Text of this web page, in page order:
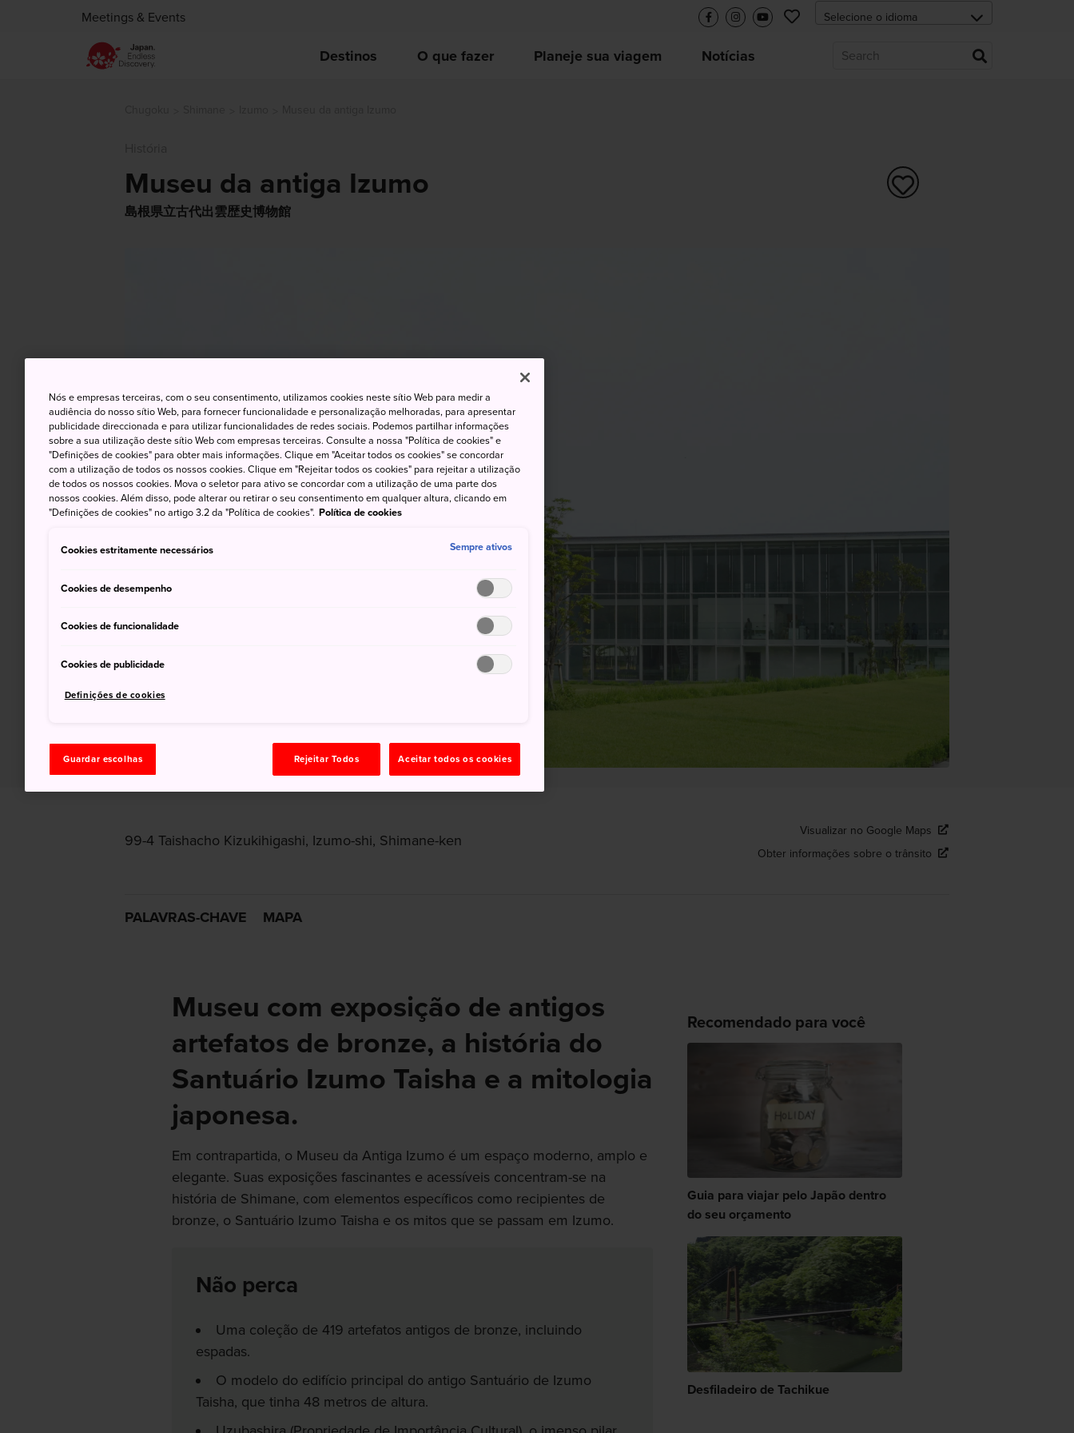
Meetings & Events
Destinos O que fazer Planeje sua viagem Notícias
Museu da antiga Izumo
島根県立古代出雲歴史博物館
99-4 Taishacho Kizukihigashi, Izumo-shi, Shimane-ken
Visualizar no Google Maps
Obter informações sobre o trânsito
PALAVRAS-CHAVE MAPA
Museu com exposição de antigos
artefatos de bronze, a história do
Santuário Izumo Taisha e a mitologia
japonesa.
Em contrapartida, o Museu da Antiga Izumo é um espaço moderno, amplo e
elegante. Suas exposições fascinantes e acessíveis concentram-se na
história de Shimane, com elementos específicos como recipientes de
bronze, o Santuário Izumo Taisha e os mitos que se passam em Izumo.
Não perca
Uma coleção de 419 artefatos antigos de bronze, incluindo
espadas.
O modelo do edifício principal do antigo Santuário de Izumo
Taisha, que tinha 48 metros de altura.
Recomendado para você
Guia para viajar pelo Japão dentro
do seu orçamento
Desfiladeiro de Tachikue
Nós e empresas terceiras, com o seu consentimento, utilizamos cookies neste sítio Web para medir a
audiência do nosso sítio Web, para fornecer funcionalidade e personalização melhoradas, para apresentar
publicidade direccionada e para utilizar funcionalidades de redes sociais. Podemos partilhar informações
sobre a sua utilização deste sítio Web com empresas terceiras. Consulte a nossa "Política de cookies" e
"Definições de cookies" para obter mais informações. Clique em "Aceitar todos os cookies" se concordar
com a utilização de todos os nossos cookies. Clique em "Rejeitar todos os cookies" para rejeitar a utilização
de todos os nossos cookies. Mova o seletor para ativo se concordar com a utilização de uma parte dos
nossos cookies. Além disso, pode alterar ou retirar o seu consentimento em qualquer altura, clicando em
"Definições de cookies" no artigo 3.2 da "Política de cookies". Política de cookies
Cookies estritamente necessários Sempre ativos
Cookies de desempenho
Cookies de funcionalidade
Cookies de publicidade
Definições de cookies
Guardar escolhas Rejeitar Todos Aceitar todos os cookies